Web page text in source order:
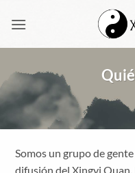
Somos un grupo de
difusión del Xingyi